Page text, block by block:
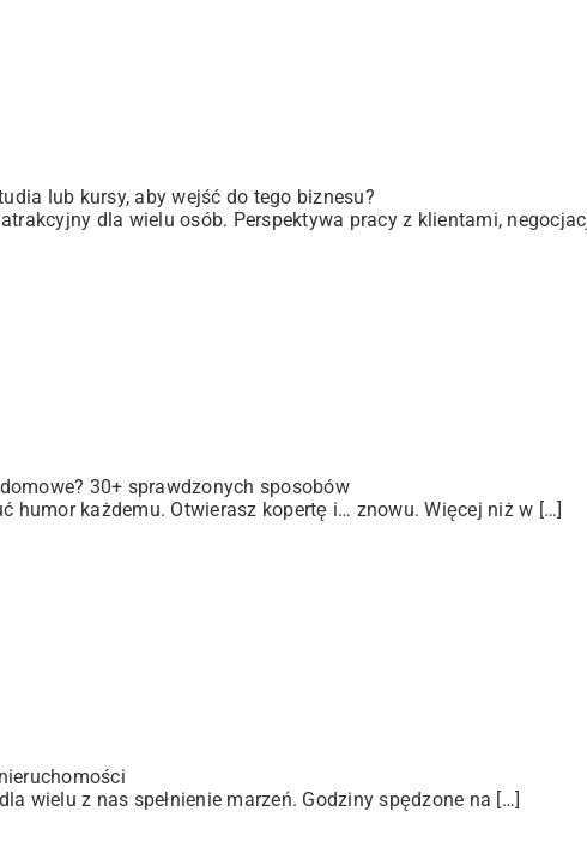
lub kursy, aby wejść do tego biznesu?
dla wielu osób. Perspektywa pracy z klientami,
30+ sprawdzonych sposobów
humor każdemu. Otwierasz kopertę i… znowu. Więcej niż w […]
wielu z nas spełnienie marzeń. Godziny spędzone na […]